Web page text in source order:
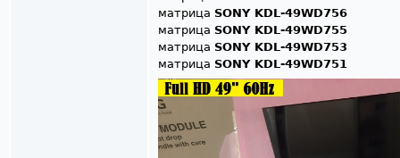
матрица SONY KDL-49WD756
матрица SONY KDL-49WD755
матрица SONY KDL-49WD753
матрица SONY KDL-49WD751